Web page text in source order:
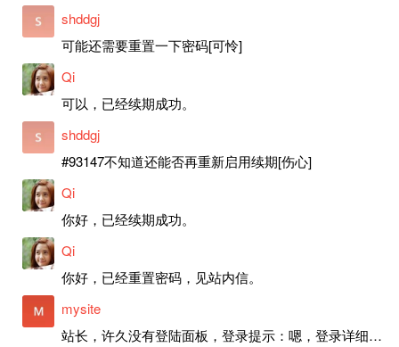
shddgj
可能还需要重置一下密码[可怜]
Qi
可以，已经续期成功。
shddgj
#93147不知道还能否再重新启用续期[伤心]
Qi
你好，已经续期成功。
Qi
你好，已经重置密码，见站内信。
mysite
站长，许久没有登陆面板，登录提示：嗯，登录详细信息似乎不正确。请重试。 网站还可以正常使用。如果是密码问题请帮忙重置一下密码。谢谢。订单号：97790，账号：aa20210950。 站长，提交了工单，你回复续期成功，不过我的问题是面部登陆信息有问题，一直是初始密码，现在无法登陆，有时间麻烦排查一下。